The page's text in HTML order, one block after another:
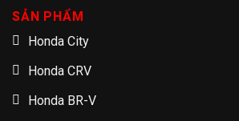
SẢN PHẨM
Honda City
Honda CRV
Honda BR-V